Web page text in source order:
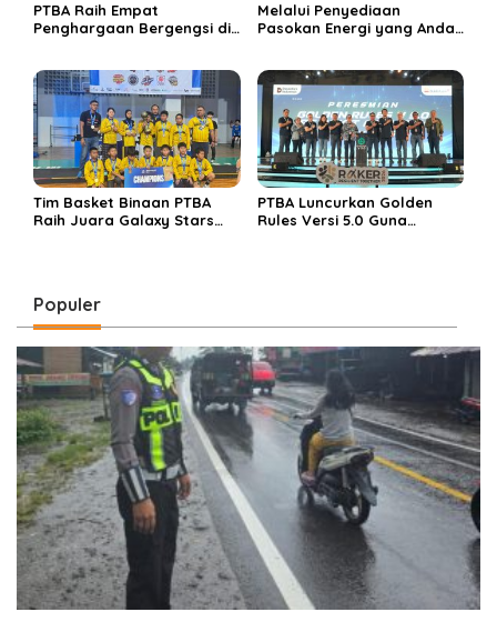
PTBA Raih Empat
Penghargaan Bergengsi di
Bangun Komunikasi
Kredibel dan Bernilai
Melalui Penyediaan
Pasokan Energi yang Andal
Bauksit
Tim Basket Binaan PTBA
Raih Juara Galaxy Stars
PTBA Luncurkan Golden
Rules Versi 5.0 Guna
Populer